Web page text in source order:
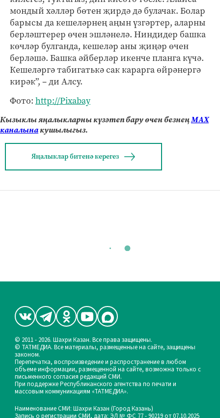
мондый хәлләр бөтен җирдә дә булачак. Болар
барысы да кешеләрнең аңын үзгәртер, аларны
берләштерер өчен эшләнелә. Ниндидер башка
көчләр булганда, кешеләр аны җиңәр өчен
берләшә. Башка әйберләр икенче планга күчә.
Кешеләргә табигатькә сак карарга өйрәнергә
кирәк”, – ди Алсу.
Фото: http://Pixabay
Кызыклы яңалыкларны күзәтеп бару өчен безнеңМАХ
каналынакушылыгыз.
Яңалыклар битенә керегез
© 2011 - 2026. Шахри Казан. Все права защищены.
© ТАТМЕДИА. Все материалы, размещенные на сайте, защищены
законом.
Перепечатка, воспроизведение и распространение в любом
объеме информации, размещенной на сайте, возможна только с
письменного согласия редакций СМИ.
При поддержке Республиканского агентства по печати и
массовым коммуникациям «ТАТМЕДИА».
Наименование СМИ: Шахри Казан (Город Казань)
Запись о регистрации СМИ, дата: ЭЛ № ФС 77 - 90219 от 07.10.2025